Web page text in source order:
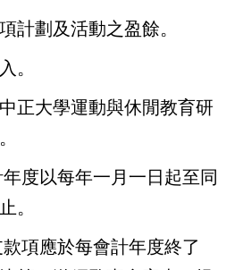
計劃及活動之盈餘。
。
正大學運動與休閒教育研
度以每年一月一日起至同
。
項應於每會計年度終了